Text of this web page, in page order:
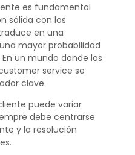
es fundamental
sólida con los
en una
mayor probabilidad
un mundo donde las
service se
clave.
puede variar
debe centrarse
y la resolución